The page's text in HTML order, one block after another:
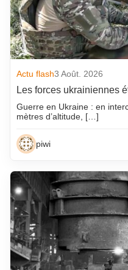
Actu flash3 Août. 2026
Les forces ukrainiennes
Guerre en Ukraine : en
mètres d’altitude, […]
piwi